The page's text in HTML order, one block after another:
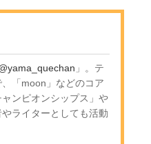
」。テ
「moon」などのコア
ンピオンシップス」や
ライターとしても活動